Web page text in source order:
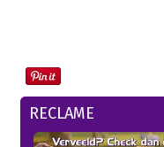
RECLAME